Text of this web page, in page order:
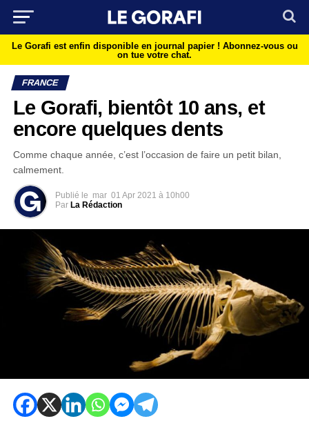
Le Gorafi est enfin disponible en journal papier ! Abonnez-vous ou
on tue votre chat.
FRANCE
Le Gorafi, bientôt 10 ans, et
encore quelques dents
Comme chaque année, c’est l’occasion de faire un petit bilan,
calmement.
Publié le mar 01 Apr 2021 à 10h00
Par La Rédaction